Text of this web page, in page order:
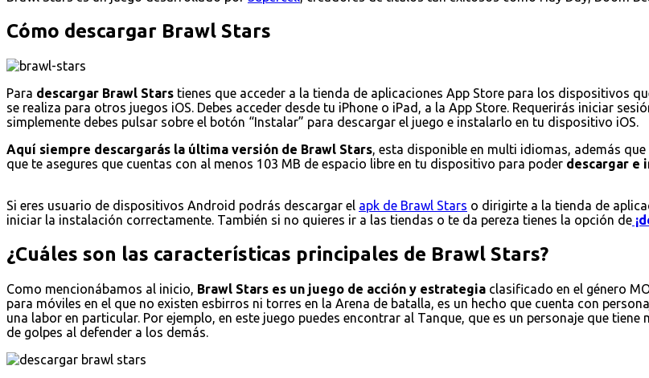
Cómo descargar Brawl Stars
Para descargar Brawl Stars tienes que acceder a la tienda de aplicaciones App Store para los dispositivos
se realiza para otros juegos iOS. Debes acceder desde tu iPhone o iPad, a la App Store. Requerirás iniciar
simplemente debes pulsar sobre el botón “Instalar” para descargar el juego e instalarlo en tu dispositivo iOS.
Aquí siempre descargarás la última versión de Brawl Stars, esta disponible en multi idiomas, además
que te asegures que cuentas con al menos 103 MB de espacio libre en tu dispositivo para poder descargar e
Si eres usuario de dispositivos Android podrás descargar el apk de Brawl Stars o dirigirte a la tienda de
iniciar la instalación correctamente. También si no quieres ir a las tiendas o te da pereza tienes la opción de
¿Cuáles son las características principales de Brawl Stars?
Como mencionábamos al inicio, Brawl Stars es un juego de acción y estrategia clasificado en el género
para móviles en el que no existen esbirros ni torres en la Arena de batalla, es un hecho que cuenta con
una labor en particular. Por ejemplo, en este juego puedes encontrar al Tanque, que es un personaje que
de golpes al defender a los demás.